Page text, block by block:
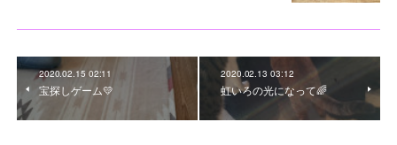
2020.02.15 02:11
宝探しゲーム💛
2020.02.13 03:12
虹いろの光になって🌈